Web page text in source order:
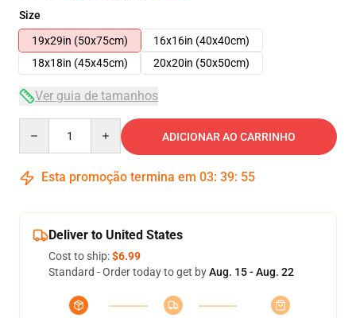
Size
19x29in (50x75cm)
16x16in (40x40cm)
18x18in (45x45cm)
20x20in (50x50cm)
Ver guia de tamanhos
ADICIONAR AO CARRINHO
Esta promoção termina em 03: 39: 54
Deliver to United States
Cost to ship:$6.99
Standard - Order today to get byAug. 15 - Aug. 22